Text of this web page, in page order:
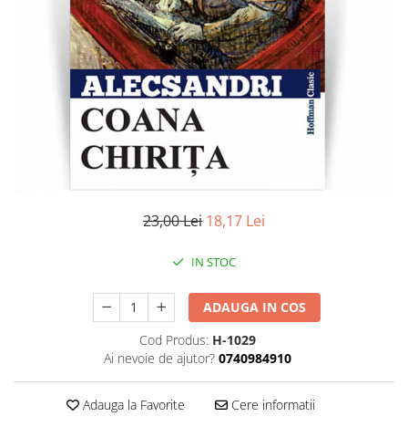
Literatura
Contemporana
Publicistica / Reportaje / Interviuri
23,00 Lei 18,17 Lei
IN STOC
ADAUGA IN COS
Cod Produs: H-1029
Ai nevoie de ajutor? 0740984910
Adauga la Favorite Cere informatii